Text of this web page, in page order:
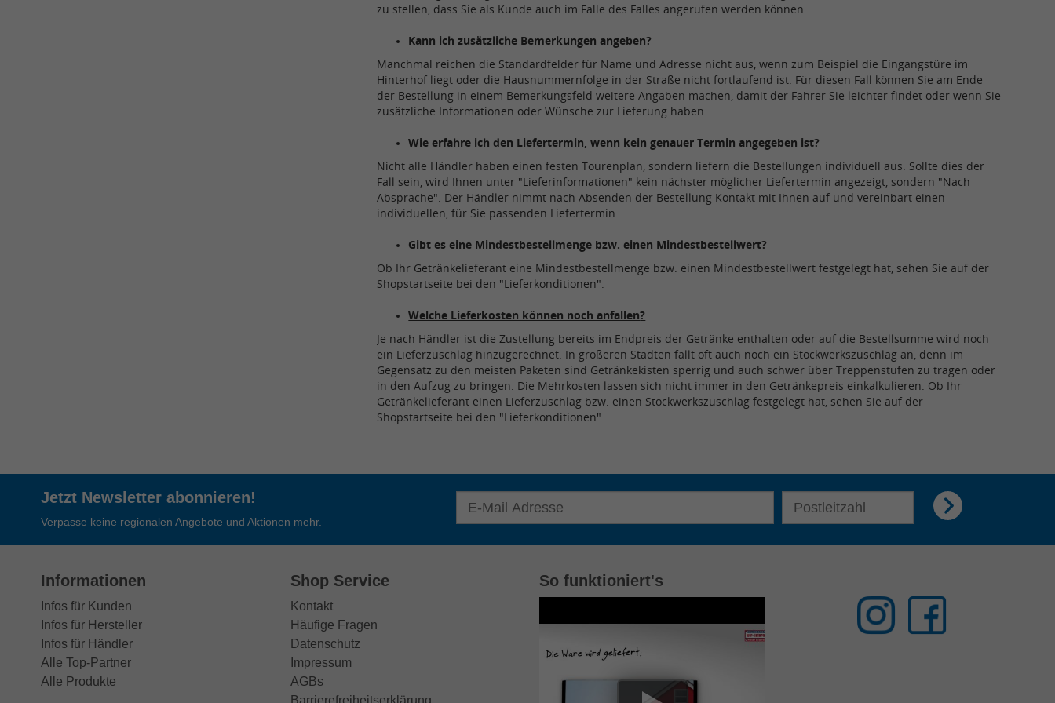
zu stellen, dass Sie als Kunde auch im Falle des Falles angerufen werden können.
Kann ich zusätzliche Bemerkungen angeben?
Manchmal reichen die Standardfelder für Name und Adresse nicht aus, wenn zum Beispiel die Eingangstüre im
Hinterhof liegt oder die Hausnummernfolge in der Straße nicht fortlaufend ist. Für diesen Fall können Sie am Ende
der Bestellung in einem Bemerkungsfeld weitere Angaben machen, damit der Fahrer Sie leichter findet oder wenn Sie
zusätzliche Informationen oder Wünsche zur Lieferung haben.
Wie erfahre ich den Liefertermin, wenn kein genauer Termin angegeben ist?
Nicht alle Händler haben einen festen Tourenplan, sondern liefern die Bestellungen individuell aus. Sollte dies der
Fall sein, wird Ihnen unter "Lieferinformationen" kein nächster möglicher Liefertermin angezeigt, sondern "Nach
Absprache". Der Händler nimmt nach Absenden der Bestellung Kontakt mit Ihnen auf und vereinbart einen
individuellen, für Sie passenden Liefertermin.
Gibt es eine Mindestbestellmenge bzw. einen Mindestbestellwert?
Ob Ihr Getränkelieferant eine Mindestbestellmenge bzw. einen Mindestbestellwert festgelegt hat, sehen Sie auf der
Shopstartseite bei den "Lieferkonditionen".
Welche Lieferkosten können noch anfallen?
Je nach Händler ist die Zustellung bereits im Endpreis der Getränke enthalten oder auf die Bestellsumme wird noch
ein Lieferzuschlag hinzugerechnet. In größeren Städten fällt oft auch noch ein Stockwerkszuschlag an, denn im
Gegensatz zu den meisten Paketen sind Getränkekisten sperrig und auch schwer über Treppenstufen zu tragen oder
in den Aufzug zu bringen. Die Mehrkosten lassen sich nicht immer in den Getränkepreis einkalkulieren. Ob Ihr
Getränkelieferant einen Lieferzuschlag bzw. einen Stockwerkszuschlag festgelegt hat, sehen Sie auf der
Shopstartseite bei den "Lieferkonditionen".
Jetzt Newsletter abonnieren!
Verpasse keine regionalen Angebote und Aktionen mehr.
E-Mail Adresse für Newsletter eingeben
Informationen
Infos für Kunden
Infos für Hersteller
Infos für Händler
Alle Top-Partner
Alle Produkte
Shop Service
Kontakt
Häufige Fragen
Datenschutz
Impressum
AGBs
Barrierefreiheitserklärung
So funktioniert's